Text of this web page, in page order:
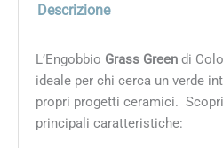
Descrizione
L’Engobbio Grass Greendi
ideale per chi cerca un verde
propri progetti ceramici.
principali caratteristiche: